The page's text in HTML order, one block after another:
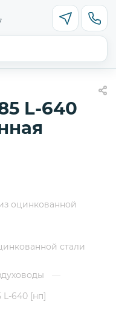
L-640
оцинкованной
стали
—
640 [нп]